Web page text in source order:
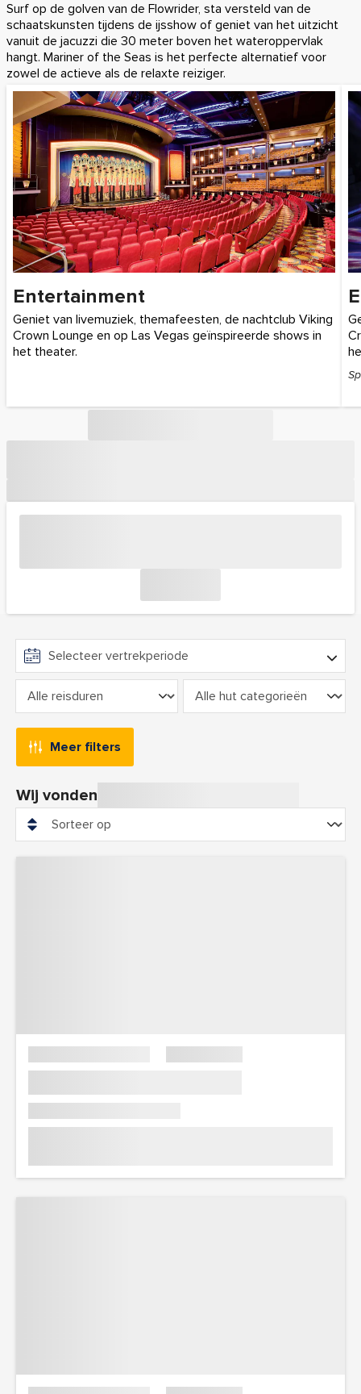
Surf op de golven van de Flowrider, sta versteld van de
schaatskunsten tijdens de ijsshow of geniet van het uitzicht
vanuit de jacuzzi die 30 meter boven het wateroppervlak
hangt. Mariner of the Seas is het perfecte alternatief voor
zowel de actieve als de relaxte reiziger.
Entertainment
Geniet van livemuziek, themafeesten, de nachtclub Viking
Crown Lounge en op Las Vegas geïnspireerde shows in
het theater.
Meer filters
Wij vonden